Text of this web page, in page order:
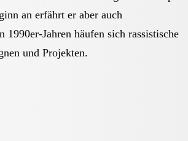
an erfährt er aber auch
Jahren häufen sich rassistische
und Projekten.